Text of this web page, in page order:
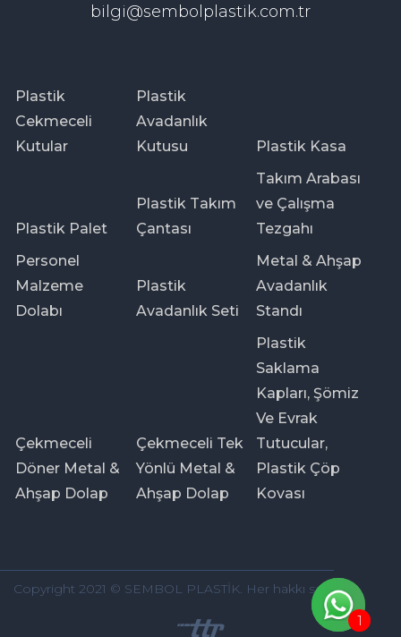
11
bilgi@sembolplastik.com.tr
Plastik
Cekmeceli
Kutular
Plastik
Avadanlık
Kutusu
Plastik Kasa
Plastik Palet
Plastik Takım
Çantası
Takım Arabası
ve Çalışma
Tezgahı
Personel
Malzeme
Dolabı
Plastik
Avadanlık Seti
Metal & Ahşap
Avadanlık
Standı
Çekmeceli
Döner Metal &
Ahşap Dolap
Çekmeceli Tek
Yönlü Metal &
Ahşap Dolap
Plastik
Saklama
Kapları, Şömiz
Ve Evrak
Tutucular,
Plastik Çöp
Kovası
Copyright 2021 © SEMBOL PLASTİK. Her hakkı saklıdır.